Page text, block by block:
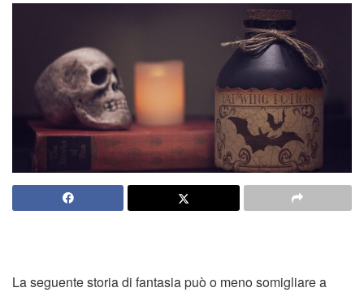
La seguente storia di fantasia può o meno somigliare a